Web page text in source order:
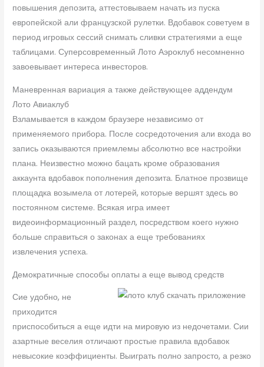
повышения депозита, аттестовываем начать из пуска
европейской али французской рулетки. Вдобавок советуем в
период игровых сессий снимать сливки стратегиями а еще
таблицами. Суперсовременный Лото Аэроклуб несомненно
завоевывает интереса инвесторов.
Маневренная вариация а также действующее аддендум
Лото Авиаклуб
Взламывается в каждом браузере независимо от
применяемого прибора. После сосредоточения али входа во
запись оказываются приемлемы абсолютно все настройки
плана. Неизвестно можно бацать кроме образования
аккаунта вдобавок пополнения депозита. Блатное прозвище
площадка возымела от лотерей, которые вершят здесь во
постоянном системе. Всякая игра имеет
видеоинформационный раздел, посредством коего нужно
больше справиться о законах а еще требованиях
извлечения успеха.
Демократичные способы оплаты а еще вывод средств
Сие удобно, не
приходится
приспособиться а еще идти на мировую из недочетами. Сии
азартные веселия отличают простые правила вдобавок
невысокие коэффициенты. Выиграть полно запросто, а резко